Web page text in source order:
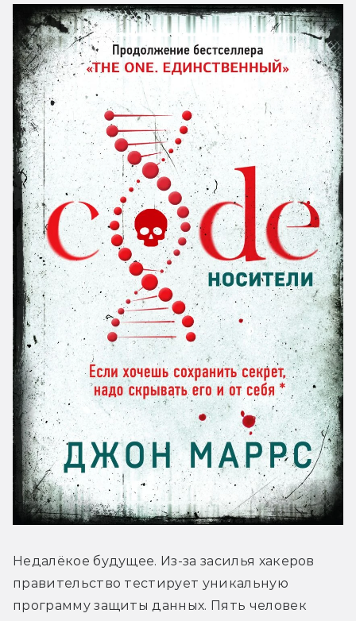
Недалёкое будущее. Из-за засилья хакеров
правительство тестирует уникальную
программу защиты данных. Пять человек